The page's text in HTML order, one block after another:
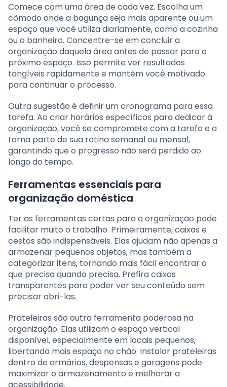
Comece com uma área de cada vez. Escolha um
cômodo onde a bagunça seja mais aparente ou um
espaço que você utiliza diariamente, como a cozinha
ou o banheiro. Concentre-se em concluir a
organização daquela área antes de passar para o
próximo espaço. Isso permite ver resultados
tangíveis rapidamente e mantém você motivado
para continuar o processo.
Outra sugestão é definir um cronograma para essa
tarefa. Ao criar horários específicos para dedicar à
organização, você se compromete com a tarefa e a
torna parte de sua rotina semanal ou mensal,
garantindo que o progresso não será perdido ao
longo do tempo.
Ferramentas essenciais para
organização doméstica
Ter as ferramentas certas para a organização pode
facilitar muito o trabalho. Primeiramente, caixas e
cestos são indispensáveis. Elas ajudam não apenas a
armazenar pequenos objetos, mas também a
categorizar itens, tornando mais fácil encontrar o
que precisa quando precisa. Prefira caixas
transparentes para poder ver seu conteúdo sem
precisar abri-las.
Prateleiras são outra ferramenta poderosa na
organização. Elas utilizam o espaço vertical
disponível, especialmente em locais pequenos,
libertando mais espaço no chão. Instalar prateleiras
dentro de armários, despensas e garagens pode
maximizar o armazenamento e melhorar a
acessibilidade.